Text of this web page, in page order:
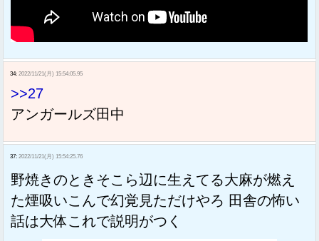
34: 2022/11/21(月) 15:54:05.95
>>27
アンガールズ田中
37: 2022/11/21(月) 15:54:25.76
野焼きのときそこら辺に生えてる大麻が燃え
た煙吸いこんで幻覚見ただけやろ 田舎の怖い
話は大体これで説明がつく